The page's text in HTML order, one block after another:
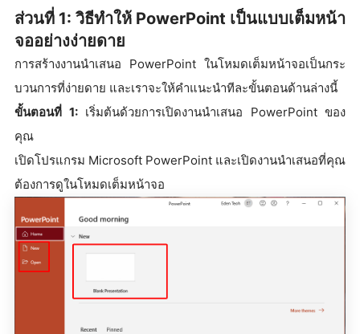
ส่วนที่ 1: วิธีทำให้ PowerPoint เป็นแบบเต็มหน้า
จออย่างง่ายดาย
การสร้างงานนำเสนอ PowerPoint ในโหมดเต็มหน้าจอเป็นกระ
บวนการที่ง่ายดาย และเราจะให้คำแนะนำทีละขั้นตอนด้านล่างนี้
ขั้นตอนที่ 1:เริ่มต้นด้วยการเปิดงานนำเสนอ PowerPoint ของ
คุณ
เปิดโปรแกรม Microsoft PowerPoint และเปิดงานนำเสนอที่คุณ
ต้องการดูในโหมดเต็มหน้าจอ